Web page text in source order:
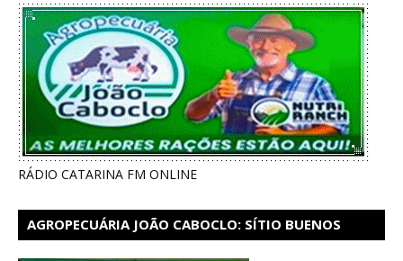
RÁDIO CATARINA FM ONLINE
AGROPECUÁRIA JOÃO CABOCLO: SÍTIO BUENOS